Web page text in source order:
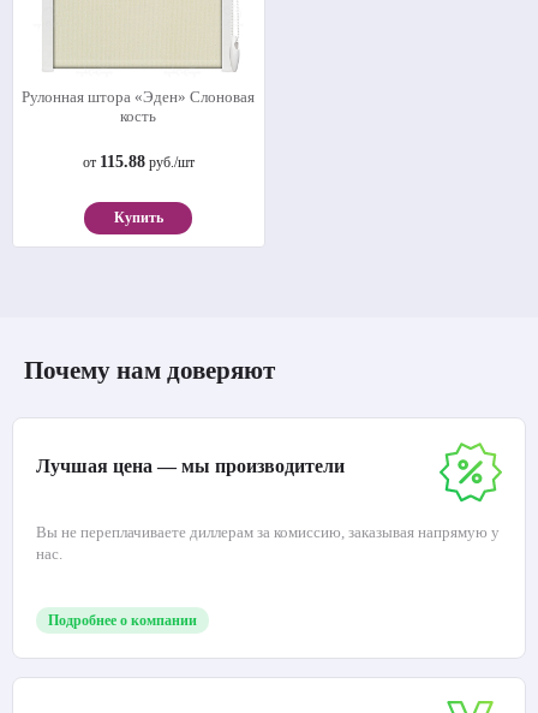
Рулонная штора «Эден» Слоновая
кость
от 115.88руб./шт
Купить
Почему нам доверяют
Лучшая цена — мы производители
Вы не переплачиваете диллерам за комиссию, заказывая напрямую у
нас.
Подробнее о компании